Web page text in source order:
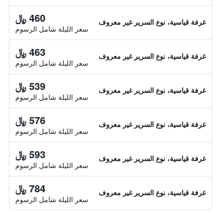
غرفة قياسية، نوع السرير غير معروف 460 ﷼
سعر الليلة شامل الرسوم
غرفة قياسية، نوع السرير غير معروف 463 ﷼
سعر الليلة شامل الرسوم
غرفة قياسية، نوع السرير غير معروف 539 ﷼
سعر الليلة شامل الرسوم
غرفة قياسية، نوع السرير غير معروف 576 ﷼
سعر الليلة شامل الرسوم
غرفة قياسية، نوع السرير غير معروف 593 ﷼
سعر الليلة شامل الرسوم
غرفة قياسية، نوع السرير غير معروف 784 ﷼
سعر الليلة شامل الرسوم